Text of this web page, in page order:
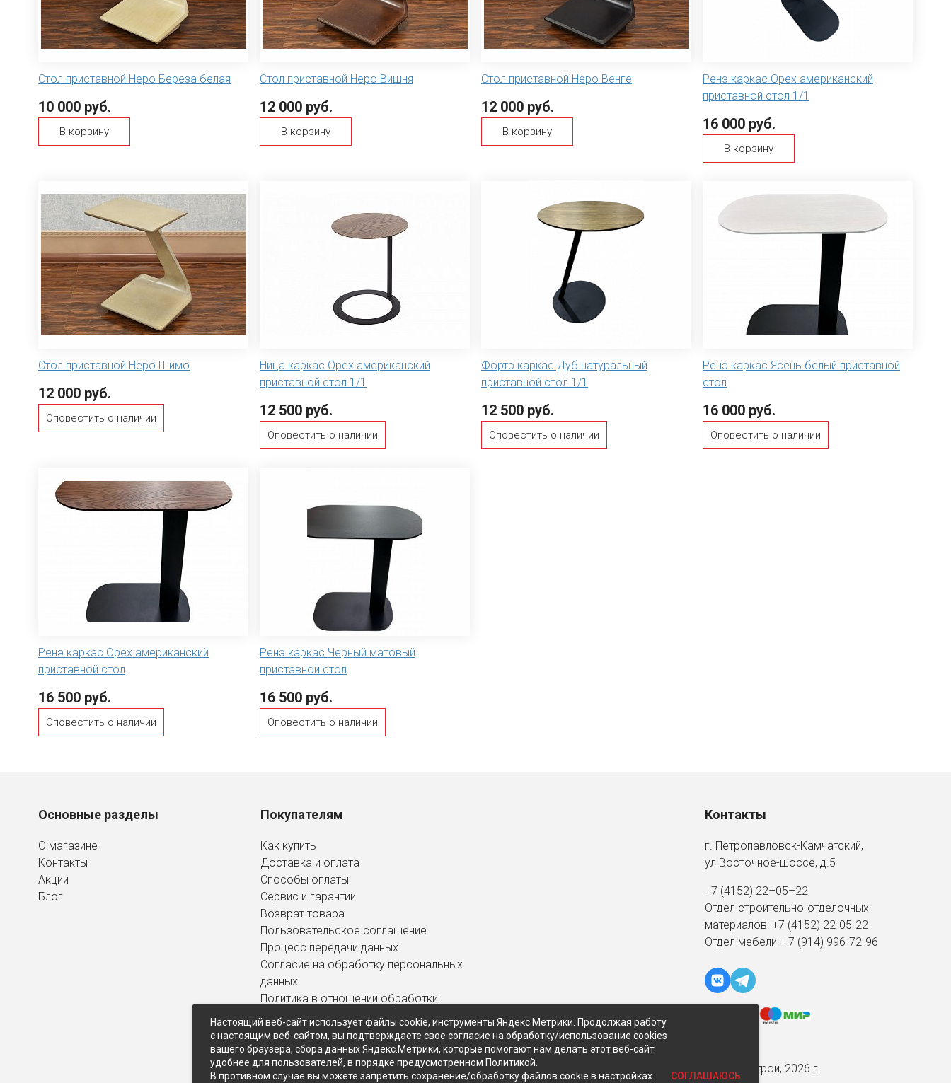
Стол приставной Неро Береза белая
10 000 руб.
В корзину
Стол приставной Неро Вишня
12 000 руб.
В корзину
Стол приставной Неро Венге
12 000 руб.
В корзину
Ренэ каркас Орех американский
приставной стол 1/1
16 000 руб.
В корзину
Стол приставной Неро Шимо
12 000 руб.
Оповестить о наличии
Ница каркас Орех американский
приставной стол 1/1
12 500 руб.
Оповестить о наличии
Фортэ каркас Дуб натуральный
приставной стол 1/1
12 500 руб.
Оповестить о наличии
Ренэ каркас Ясень белый приставной
стол
16 000 руб.
Оповестить о наличии
Ренэ каркас Орех американский
приставной стол
16 500 руб.
Оповестить о наличии
Ренэ каркас Черный матовый
приставной стол
16 500 руб.
Оповестить о наличии
Основные разделы
О магазине
Контакты
Акции
Блог
Покупателям
Как купить
Доставка и оплата
Способы оплаты
Сервис и гарантии
Возврат товара
Пользовательское соглашение
Процесс передачи данных
Согласие на обработку персональных
данных
Политика в отношении обработки
персональных данных
Контакты
г. Петропавловск-Камчатский,
ул Восточное-шоссе, д.5
+7 (4152) 22–05–22
Отдел строительно-отделочных
материалов: +7 (4152) 22-05-22
Отдел мебели: +7 (914) 996-72-96
© Экспострой, 2026 г.
Настоящий веб-сайт использует файлы cookie, инструменты Яндекс.Метрики. Продолжая работу
с настоящим веб-сайтом, вы подтверждаете свое согласие на обработку/использование cookies
вашего браузера, сбора данных Яндекс.Метрики, которые помогают нам делать этот веб-сайт
удобнее для пользователей, в порядке предусмотренном Политикой.
В противном случае вы можете запретить сохранение/обработку файлов cookie в настройках
СОГЛАШАЮСЬ